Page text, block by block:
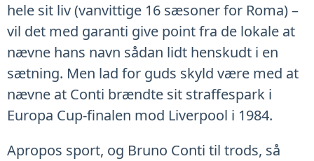
hele sit liv (vanvittige 16 sæsoner for Roma) –
vil det med garanti give point fra de lokale at
nævne hans navn sådan lidt henskudt i en
sætning. Men lad for guds skyld være med at
nævne at Conti brændte sit straffespark i
Europa Cup-finalen mod Liverpool i 1984.
Apropos sport, og Bruno Conti til trods, så